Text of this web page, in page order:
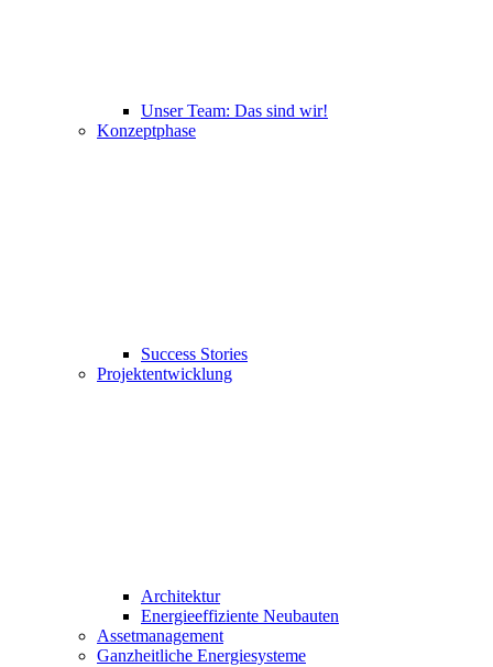
Unser Team: Das sind wir!
Konzeptphase
Success Stories
Projektentwicklung
Architektur
Energieeffiziente Neubauten
Assetmanagement
Ganzheitliche Energiesysteme